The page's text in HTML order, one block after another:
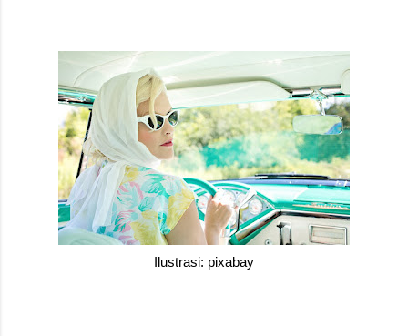
Ilustrasi: pixabay